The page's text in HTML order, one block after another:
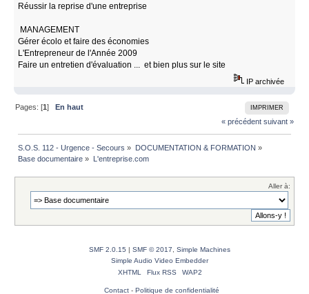
Réussir la reprise d'une entreprise
MANAGEMENT
Gérer écolo et faire des économies
L'Entrepreneur de l'Année 2009
Faire un entretien d'évaluation ... et bien plus sur le site
IP archivée
IMPRIMER
Pages: [1]En haut
« précédent suivant »
S.O.S. 112 - Urgence - Secours » DOCUMENTATION & FORMATION »
Base documentaire » L'entreprise.com
Aller à:
SMF 2.0.15 | SMF © 2017
Simple Machines
Simple Audio Video Embedder
XHTML
Flux RSS WAP2
Contact- Politique de confidentialité